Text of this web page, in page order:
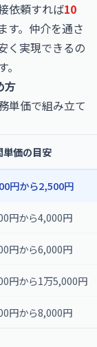
依頼すれば10
す。仲介を通さ
く実現できるの
方
単価で組み立て
単価の目安
円から2,500円
円から4,000円
円から6,000円
円から1万5,000円
円から8,000円